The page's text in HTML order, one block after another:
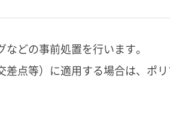
どの事前処置を行います。
点等）に適用する場合は、ポ